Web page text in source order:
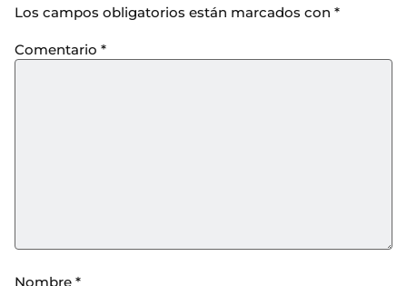
Los campos obligatorios están marcados con *
Comentario *
Nombre *